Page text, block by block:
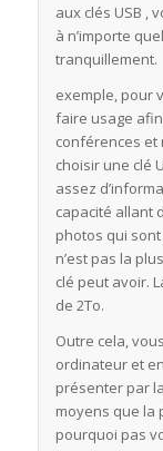
aux clés USB ,
à n’importe
tranquillement.
exemple, pour
faire usage
conférences et
choisir une clé
assez
capacité allant
photos qui
n’est pas la
clé peut avoir.
de 2To.
Outre cela,
ordinateur et
présenter par
moyens que la
pourquoi pas